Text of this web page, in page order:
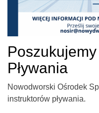
Pływania
Nowodworski Ośrodek
instruktorów pływania.